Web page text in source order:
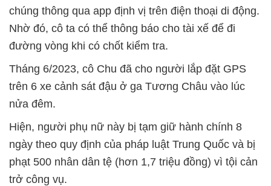
chúng thông qua app định vị trên điện thoại di động.
Nhờ đó, cô ta có thể thông báo cho tài xế để đi
đường vòng khi có chốt kiểm tra.
Tháng 6/2023, cô Chu đã cho người lắp đặt GPS
trên 6 xe cảnh sát đậu ở ga Tương Châu vào lúc
nửa đêm.
Hiện, người phụ nữ này bị tạm giữ hành chính 8
ngày theo quy định của pháp luật Trung Quốc và bị
phạt 500 nhân dân tệ (hơn 1,7 triệu đồng) vì tội cản
trở công vụ.